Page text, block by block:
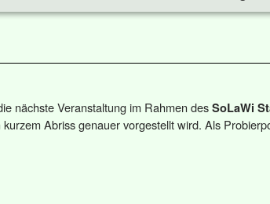
nächste Veranstaltung im Rahmen des SoLaWi
Abriss genauer vorgestellt wird. Als